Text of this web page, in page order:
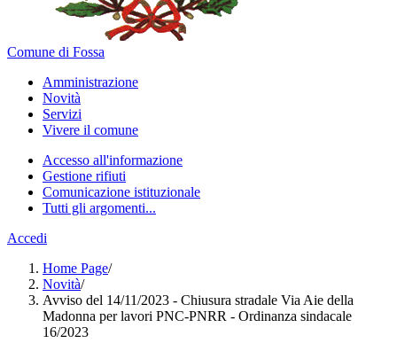
Comune di Fossa
Amministrazione
Novità
Servizi
Vivere il comune
Accesso all'informazione
Gestione rifiuti
Comunicazione istituzionale
Tutti gli argomenti...
Accedi
Home Page/
Novità/
Avviso del 14/11/2023 - Chiusura stradale Via Aie della
Madonna per lavori PNC-PNRR - Ordinanza sindacale
16/2023